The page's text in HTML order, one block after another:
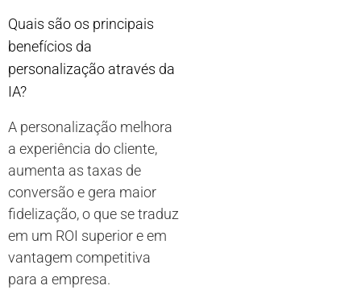
Quais são os principais
benefícios da
personalização através da
IA?
A personalização melhora
a experiência do cliente,
aumenta as taxas de
conversão e gera maior
fidelização, o que se traduz
em um ROI superior e em
vantagem competitiva
para a empresa.